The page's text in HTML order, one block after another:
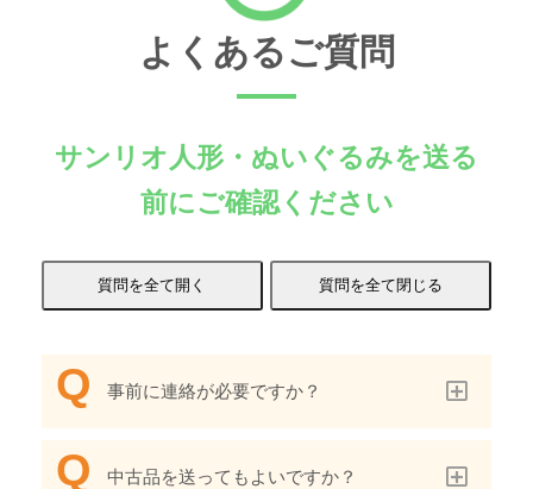
よくあるご質問
サンリオ人形・ぬいぐるみを送る
前にご確認ください
事前に連絡が必要ですか？
中古品を送ってもよいですか？